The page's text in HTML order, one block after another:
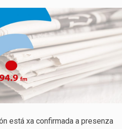
está xa confirmada a presenza